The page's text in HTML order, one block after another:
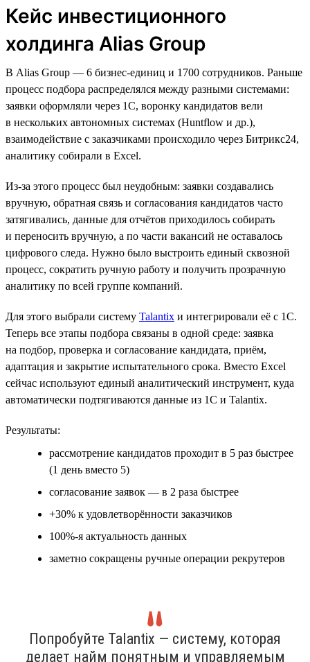
Кейс инвестиционного
холдинга Alias Group
В Alias Group — 6 бизнес-единиц и 1700 сотрудников. Раньше
процесс подбора распределялся между разными системами:
заявки оформляли через 1С, воронку кандидатов вели
в нескольких автономных системах (Huntflow и др.),
взаимодействие с заказчиками происходило через Битрикс24,
аналитику собирали в Excel.
Из-за этого процесс был неудобным: заявки создавались
вручную, обратная связь и согласования кандидатов часто
затягивались, данные для отчётов приходилось собирать
и переносить вручную, а по части вакансий не оставалось
цифрового следа. Нужно было выстроить единый сквозной
процесс, сократить ручную работу и получить прозрачную
аналитику по всей группе компаний.
Для этого выбрали систему Talantix и интегрировали её с 1С.
Теперь все этапы подбора связаны в одной среде: заявка
на подбор, проверка и согласование кандидата, приём,
адаптация и закрытие испытательного срока. Вместо Excel
сейчас используют единый аналитический инструмент, куда
автоматически подтягиваются данные из 1С и Talantix.
Результаты:
рассмотрение кандидатов проходит в 5 раз быстрее
(1 день вместо 5)
согласование заявок — в 2 раза быстрее
+30% к удовлетворённости заказчиков
100%-я актуальность данных
заметно сокращены ручные операции рекрутеров
Попробуйте Talantix — систему, которая
делает найм понятным и управляемым